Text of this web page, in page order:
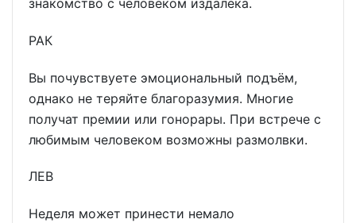
РАК
Вы почувствуете эмоциональный подъём,
однако не теряйте благоразумия. Многие
получат премии или гонорары. При встрече с
любимым человеком возможны размолвки.
ЛЕВ
Неделя может принести немало